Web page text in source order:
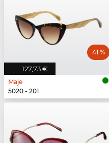
127,73 €
41 %
Maje
5020 - 201